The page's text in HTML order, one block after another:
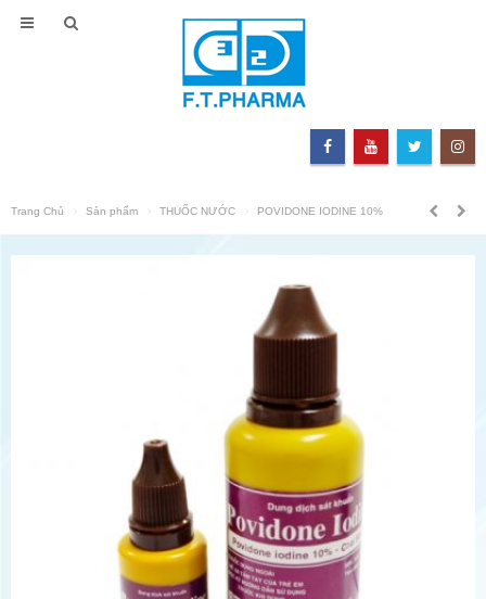
Trang Chủ Sản phẩm THUỐC NƯỚC POVIDONE IODINE 10%